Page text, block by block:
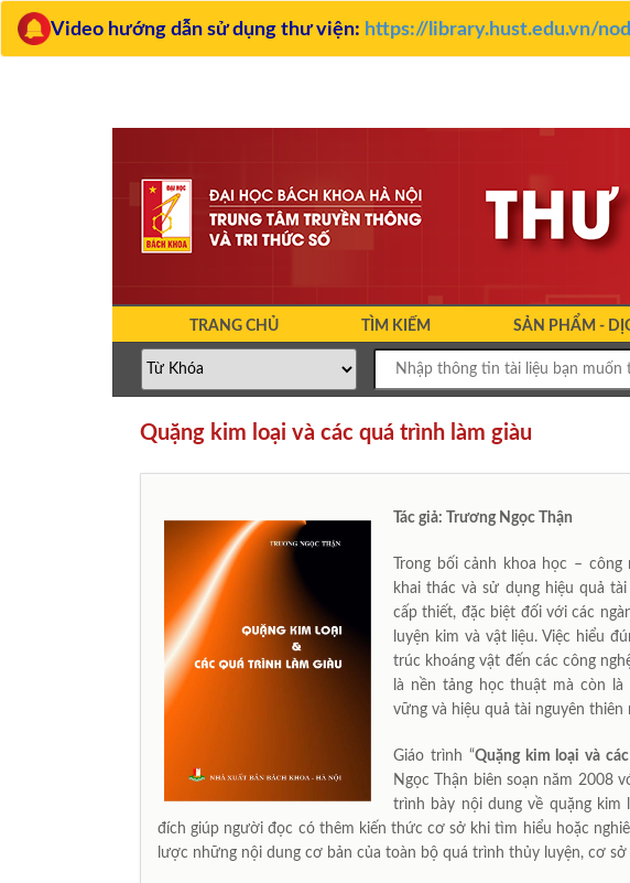
Video hướng dẫn sử dụng thư viện: https://library.hust.edu.vn/
TRANG CHỦ TÌM KIẾM SẢN PHẨM -
Quặng kim loại và các quá trình làm giàu
Tác giả: Trương Ngọc Thận
Trong bối cảnh khoa học –
khai thác và sử dụng hiệu quả
cấp thiết, đặc biệt đối với các
luyện kim và vật liệu. Việc hiểu
trúc khoáng vật đến các công
là nền tảng học thuật mà còn
vững và hiệu quả tài nguyên thiên
Giáo trình “Quặng kim loại và
Ngọc Thận biên soạn năm 2008
trình bày nội dung về quặng kim
đích giúp người đọc có thêm kiến thức cơ sở khi tìm hiểu hoặc
lược những nội dung cơ bản của toàn bộ quá trình thủy luyện, cơ